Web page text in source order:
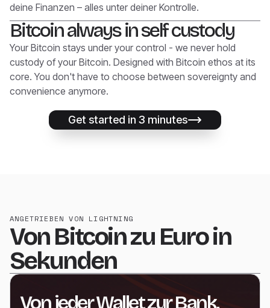
deine Finanzen – alles unter deiner Kontrolle.
Bitcoin always in self custody
Your Bitcoin stays under your control - we never hold
custody of your Bitcoin. Designed with Bitcoin ethos at its
core. You don't have to choose between sovereignty and
convenience anymore.
Get started in 3 minutes
ANGETRIEBEN VON LIGHTNING
Von Bitcoin zu Euro in
Sekunden
Von jeder Wallet zur Bank,